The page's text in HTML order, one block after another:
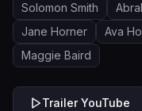
Solomon Smith
Jane Horner
Ava
Maggie Baird
Trailer YouTube